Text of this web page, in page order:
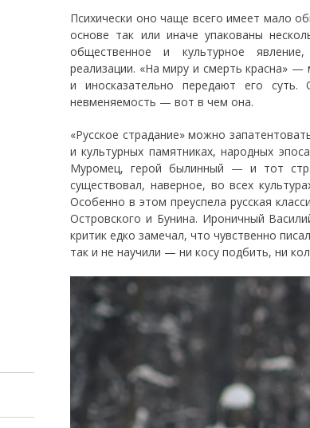
Психически оно чаще всего имеет мало
основе так или иначе упакованы
общественное и культурное
реализации. «На миру и смерть красна»
и иносказательно передают его суть.
невменяемость — вот в чем она.
«Русское страдание» можно
и культурных памятниках, народных
Муромец, герой былинный — и тот
существовал, наверное, во всех
Особенно в этом преуспела русская
Островского и Бунина. Ироничный
критик едко замечал, что чувственно
так и не научили — ни косу подбить, ни